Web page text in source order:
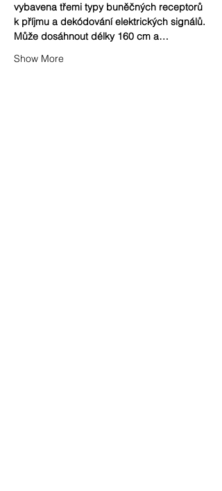
vybavena třemi typy buněčných receptorů
k příjmu a dekódování elektrických signálů.
Může dosáhnout délky 160 cm a…
Show More